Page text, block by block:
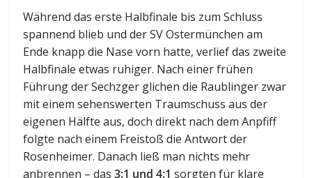
Während das erste Halbfinale bis zum Schluss
spannend blieb und der SV Ostermünchen am
Ende knapp die Nase vorn hatte, verlief das zweite
Halbfinale etwas ruhiger. Nach einer frühen
Führung der Sechzger glichen die Raublinger zwar
mit einem sehenswerten Traumschuss aus der
eigenen Hälfte aus, doch direkt nach dem Anpfiff
folgte nach einem Freistoß die Antwort der
Rosenheimer. Danach ließ man nichts mehr
anbrennen – das3:1 und 4:1 sorgten für klare